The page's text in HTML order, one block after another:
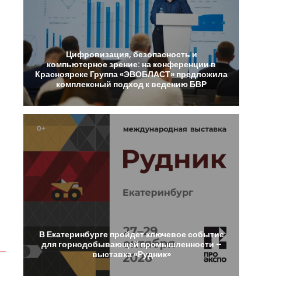
Цифровизация,безопасностьи
компьютерноезрение: на конференциив
Красноярске Группа«ЭВОБЛАСТ» предложила
комплексный подход к ведению БВР
В Екатеринбурге пройдетключевоесобытие
для горнодобывающейпромышленности –
выставка«Рудник»